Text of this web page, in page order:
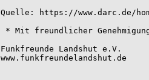
Quelle: https://www.darc.de/
Funkfreunde Landshut e.V.
www.funkfreundelandshut.de